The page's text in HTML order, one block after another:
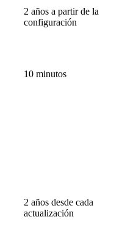
2 años a partir de la
configuración
10 minutos
2 años desde cada
actualización